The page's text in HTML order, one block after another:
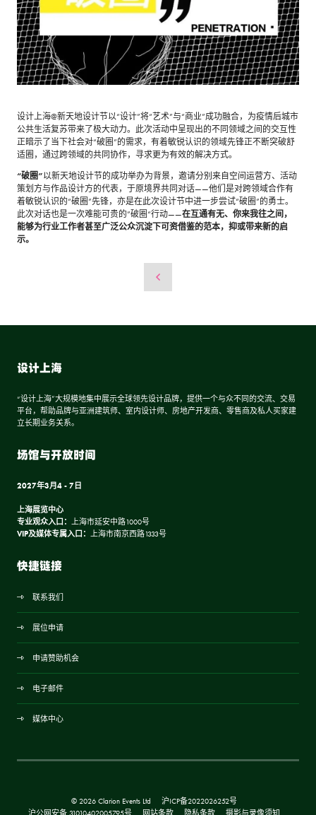
设计上海@新天地设计节以“设计”将“艺术”与“商业”成功融合，为疫情后城市
公共生活复苏带来了极大动力。此次活动中呈现出的不同领域之间的交互性
正暗示了当下社会对“破圈”的需求，有着敏锐认识的领域先锋正不断突破舒
适圈，通过跨领域的共同协作，寻求更为有效的解决方式。
“破圈”以新天地设计节的成功举办为背景，邀请分别来自空间运营方、活动
策划方与作品设计方的代表，于原境界共同对话——他们是对跨领域合作有
着敏锐认识的“破圈”先锋，亦是在此次设计节中进一步尝试“破圈”的勇士。
此次对话也是一次难能可贵的”破圈“行动——在互通有无、你来我往之间，
能够为行业工作者甚至广泛公众沉淀下可资借鉴的范本，抑或带来新的启
示。
设计上海
“设计上海”大规模地集中展示全球领先设计品牌，提供一个与众不同的交流、交易
平台，帮助品牌与亚洲建筑师、室内设计师、房地产开发商、零售商及私人买家建
立长期业务关系。
场馆与开放时间
2027年3月4 - 7日
上海展览中心
专业观众入口： 上海市延安中路1000号
VIP及媒体专属入口： 上海市南京西路1333号
快捷链接
联系我们
展位申请
申请赞助机会
电子邮件
媒体中心
© 2026 Clarion Events Ltd
沪ICP备2022026252号
沪公网安备 31010402005795号
网站条款 隐私条款 摄影与录像须知